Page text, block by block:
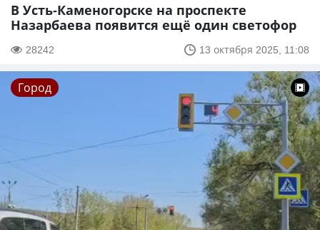
В Усть-Каменогорске на проспекте
Назарбаева появится ещё один светофор
28242 13 октября 2025, 11:08
Город